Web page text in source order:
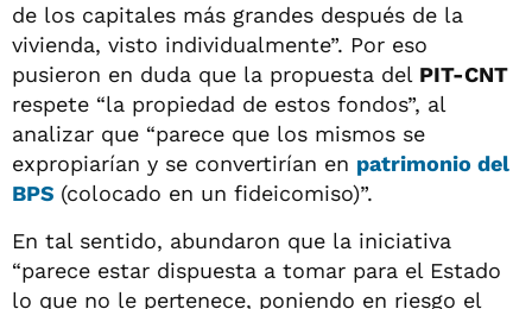
de los capitales más grandes después de la
vivienda, visto individualmente”. Por eso
pusieron en duda que la propuesta del PIT-CNT
respete “la propiedad de estos fondos”, al
analizar que “parece que los mismos se
expropiarían y se convertirían en patrimonio del
BPS (colocado en un fideicomiso)”.
En tal sentido, abundaron que la iniciativa
“parece estar dispuesta a tomar para el Estado
lo que no le pertenece, poniendo en riesgo el